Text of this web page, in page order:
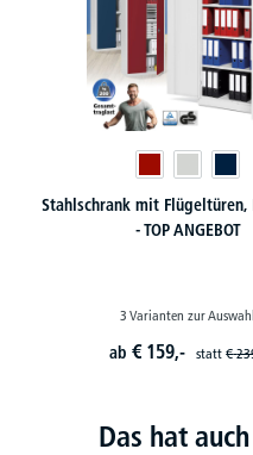
Stahlschrank mit Flügeltüren,
- TOP ANGEBOT
3 Varianten zur Auswahl
ab€ 159,- statt€
Das hat